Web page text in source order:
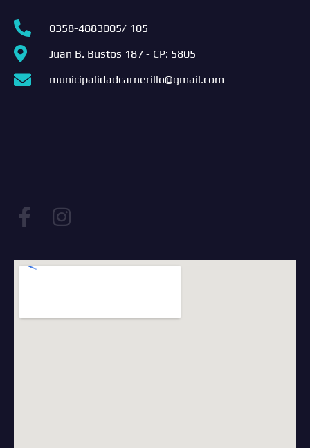
0358-4883005/ 105
Juan B. Bustos 187 - CP: 5805
municipalidadcarnerillo@gmail.com